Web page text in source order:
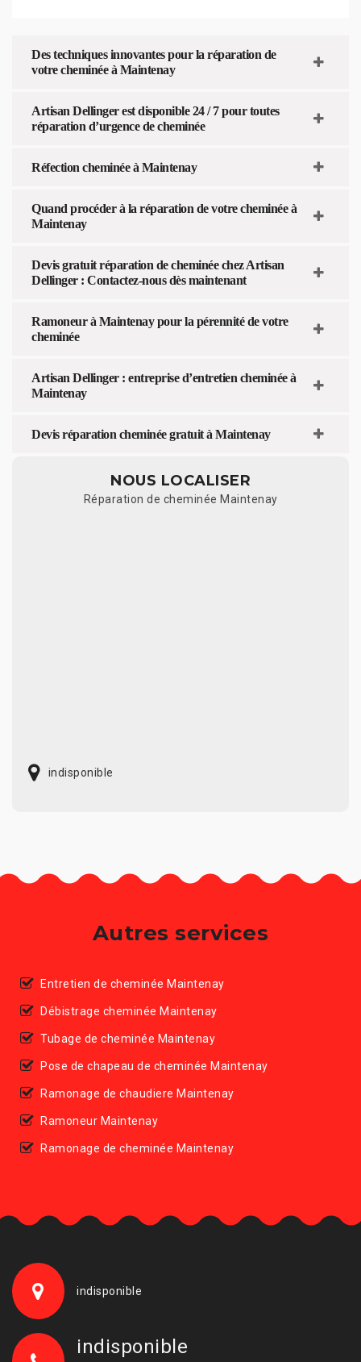
Des techniques innovantes pour la réparation de
votre cheminée à Maintenay
Artisan Dellinger est disponible 24 / 7 pour toutes
réparation d’urgence de cheminée
Réfection cheminée à Maintenay
Quand procéder à la réparation de votre cheminée à
Maintenay
Devis gratuit réparation de cheminée chez Artisan
Dellinger : Contactez-nous dès maintenant
Ramoneur à Maintenay pour la pérennité de votre
cheminée
Artisan Dellinger : entreprise d’entretien cheminée à
Maintenay
Devis réparation cheminée gratuit à Maintenay
NOUS LOCALISER
Réparation de cheminée Maintenay
indisponible
Autres services
Entretien de cheminée Maintenay
Débistrage cheminée Maintenay
Tubage de cheminée Maintenay
Pose de chapeau de cheminée Maintenay
Ramonage de chaudiere Maintenay
Ramoneur Maintenay
Ramonage de cheminée Maintenay
indisponible
indisponible